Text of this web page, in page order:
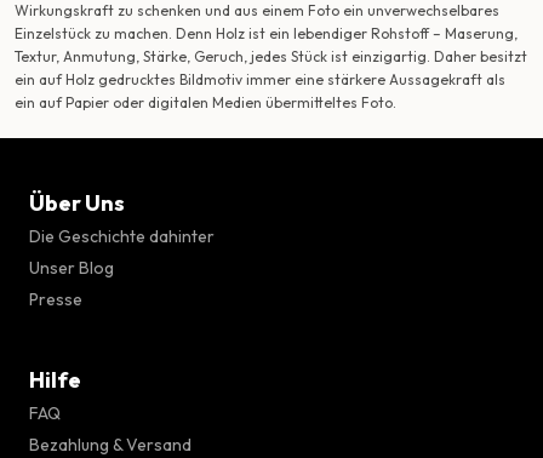
Wirkungskraft zu schenken und aus einem Foto ein unverwechselbares
Einzelstück zu machen. Denn Holz ist ein lebendiger Rohstoff – Maserung,
Textur, Anmutung, Stärke, Geruch, jedes Stück ist einzigartig. Daher besitzt
ein auf Holz gedrucktes Bildmotiv immer eine stärkere Aussagekraft als
ein auf Papier oder digitalen Medien übermitteltes Foto.
Über Uns
Die Geschichte dahinter
Unser Blog
Presse
Hilfe
FAQ
Bezahlung & Versand